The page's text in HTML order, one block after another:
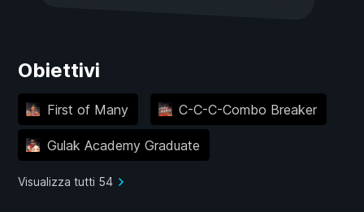
Obiettivi
First of Many C-C-C-Combo Breaker
Gulak Academy Graduate
Visualizza tutti 54